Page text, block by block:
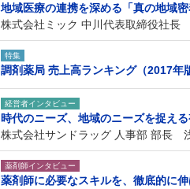
地域医療の連携を深める「真の地域密
株式会社ミック 中川代表取締役社長
特集
調剤薬局 売上高ランキング（2017年
経営者インタビュー
時代のニーズ、地域のニーズを捉え
株式会社サンドラッグ 人事部 部長
薬剤師インタビュー
薬剤師に必要なスキルを、徹底的に